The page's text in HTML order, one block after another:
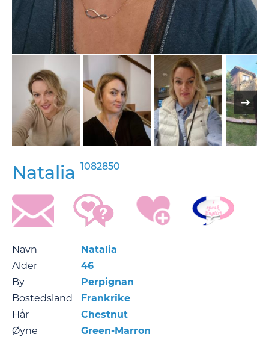
Natalia 1082850
Navn
Natalia
Alder
46
By
Perpignan
Bostedsland
Frankrike
Hår
Chestnut
Øyne
Green-Marron